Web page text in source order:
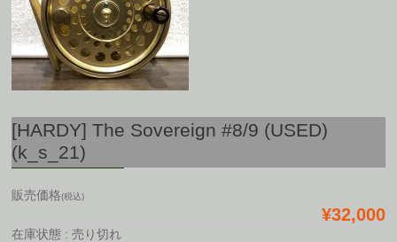
[HARDY] The Sovereign #8/9 (USED)
(k_s_21)
販売価格(税込)
¥32,000
在庫状態 : 売り切れ